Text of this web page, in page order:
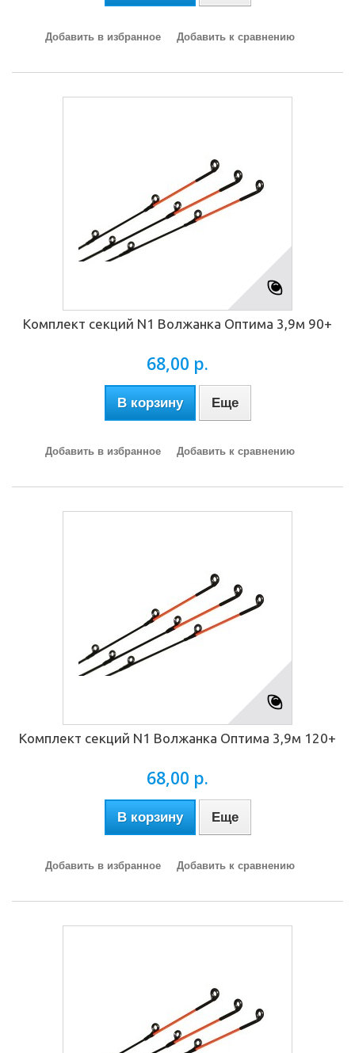
Добавить в избранное Добавить к сравнению
Комплект секций N1 Волжанка Оптима 3,9м 90+
68,00 р.
В корзину Еще
Добавить в избранное Добавить к сравнению
Комплект секций N1 Волжанка Оптима 3,9м 120+
68,00 р.
В корзину Еще
Добавить в избранное Добавить к сравнению